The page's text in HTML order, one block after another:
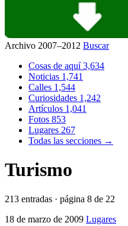
Archivo 2007–2012 Buscar
Cosas de aquí3,634
Noticias 1,741
Calles 1,544
Curiosidades 1,242
Artículos 1,041
Fotos 853
Lugares 267
Todas las secciones →
Turismo
213 entradas · página 8 de 22
18 de marzo de 2009 Lugares